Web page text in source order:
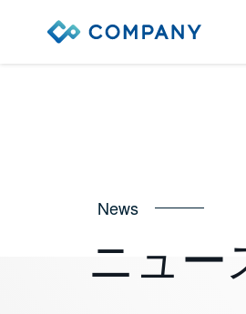
News
ニュー